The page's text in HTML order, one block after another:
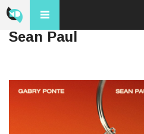
Sean Paul